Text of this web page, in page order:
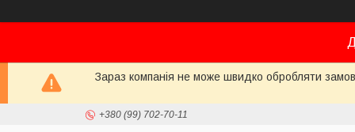
Зараз компанія не може швидко обробляти
+380 (99) 702-70-11